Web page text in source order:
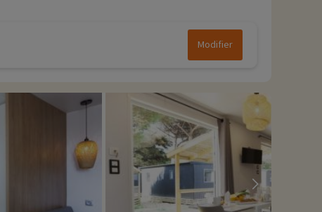
Modifier